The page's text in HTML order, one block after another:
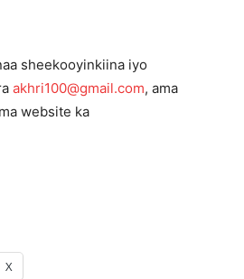
sheekooyinkiina iyo
akhri100@gmail.com, ama
website ka
X